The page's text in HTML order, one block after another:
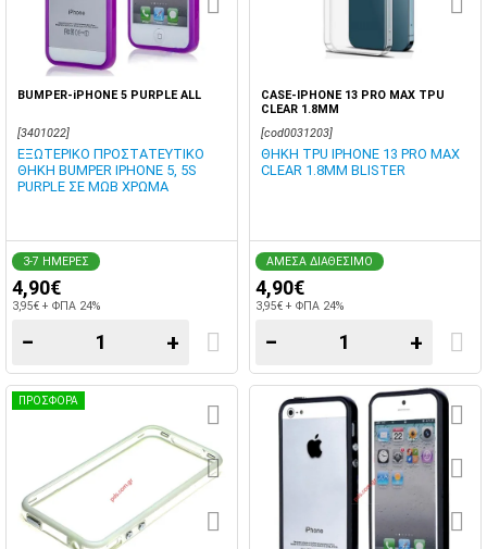
BUMPER-iPHONE 5 PURPLE ALL
[3401022]
ΕΞΩΤΕΡΙΚΟ ΠΡΟΣΤΑΤΕΥΤΙΚΟ
ΘΗΚΗ BUMPER IPHONE 5, 5S
PURPLE ΣΕ ΜΩΒ ΧΡΩΜΑ
3-7 ΗΜΕΡΕΣ
4,90€
3,95€ + ΦΠΑ 24%
− +
CASE-IPHONE 13 PRO MAX TPU
CLEAR 1.8MM
[cod0031203]
ΘΗΚΗ TPU IPHONE 13 PRO MAX
CLEAR 1.8MM BLISTER
ΑΜΕΣΑ ΔΙΑΘΕΣΙΜΟ
4,90€
3,95€ + ΦΠΑ 24%
− +
ΠΡΟΣΦΟΡΑ